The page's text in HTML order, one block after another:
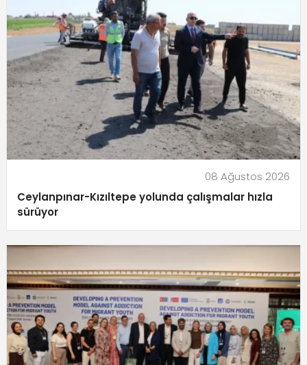
08 Ağustos 2026
Ceylanpınar-Kızıltepe yolunda çalışmalar hızla
sürüyor